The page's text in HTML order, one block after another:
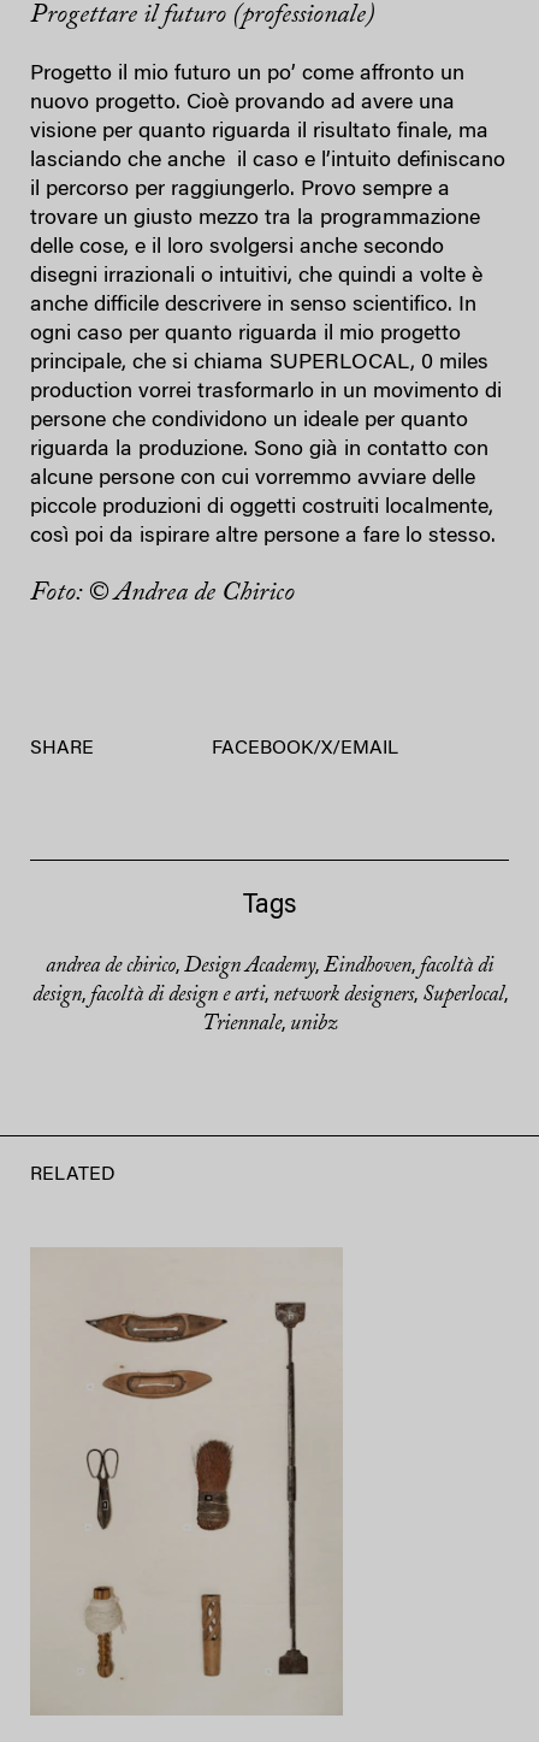
Progettare il futuro (professionale)
Progetto il mio futuro un po’ come affronto un
nuovo progetto. Cioè provando ad avere una
visione per quanto riguarda il risultato finale, ma
lasciando che anche il caso e l’intuito definiscano
il percorso per raggiungerlo. Provo sempre a
trovare un giusto mezzo tra la programmazione
delle cose, e il loro svolgersi anche secondo
disegni irrazionali o intuitivi, che quindi a volte è
anche difficile descrivere in senso scientifico. In
ogni caso per quanto riguarda il mio progetto
principale, che si chiama SUPERLOCAL, 0 miles
production vorrei trasformarlo in un movimento di
persone che condividono un ideale per quanto
riguarda la produzione. Sono già in contatto con
alcune persone con cui vorremmo avviare delle
piccole produzioni di oggetti costruiti localmente,
così poi da ispirare altre persone a fare lo stesso.
Foto: © Andrea de Chirico
SHARE FACEBOOK/X/ EMAIL
Tags
andrea de chirico, Design Academy, Eindhoven, facoltà di
design, facoltà di design e arti, network designers, Superlocal,
Triennale, unibz
RELATED